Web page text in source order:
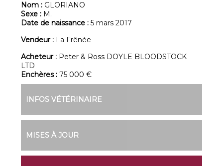
Nom : GLORIANO
Sexe : M.
Date de naissance :5 mars 2017
Vendeur : La Frênée
Acheteur : Peter & Ross DOYLE BLOODSTOCK
LTD
Enchères :75 000 €
INFOS VÉTÉRINAIRE
MISES À JOUR